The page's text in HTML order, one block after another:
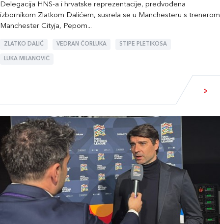
Delegacija HNS-a i hrvatske reprezentacije, predvođena
izbornikom Zlatkom Dalićem, susrela se u Manchesteru s trenerom
Manchester Cityja, Pepom...
ZLATKO DALIĆ VEDRAN ĆORLUKA STIPE PLETIKOSA
LUKA MILANOVIĆ